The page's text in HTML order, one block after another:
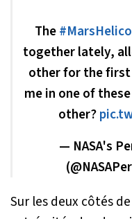
The
together lately,
other for the first
me in one of
other?
— NASA's
Sur les deux côtés